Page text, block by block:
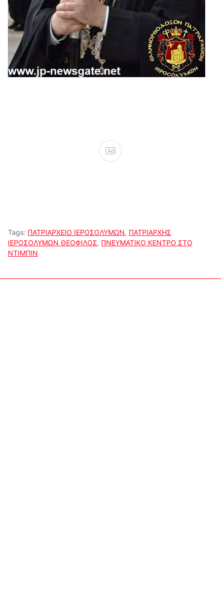
Ad
Tags: ΠΑΤΡΙΑΡΧΕΙΟ ΙΕΡΟΣΟΛΥΜΩΝ, ΠΑΤΡΙΑΡΧΗΣ
ΙΕΡΟΣΟΛΥΜΩΝ ΘΕΟΦΙΛΟΣ, ΠΝΕΥΜΑΤΙΚΟ ΚΕΝΤΡΟ ΣΤΟ
ΝΤΙΜΠΙΝ